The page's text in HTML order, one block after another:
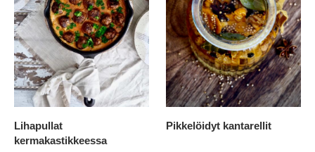
Lihapullat
kermakastikkeessa
Pikkelöidyt kantarellit